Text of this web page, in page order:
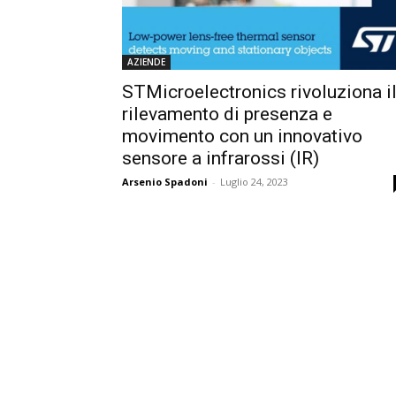
AZIENDE
STMicroelectronics rivoluziona il
rilevamento di presenza e
movimento con un innovativo
sensore a infrarossi (IR)
Arsenio Spadoni - Luglio 24, 2023